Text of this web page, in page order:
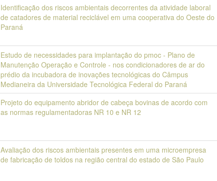
Identificação dos riscos ambientais decorrentes da atividade laboral
de catadores de material reciclável em uma cooperativa do Oeste do
Paraná
Estudo de necessidades para implantação do pmoc - Plano de
Manutenção Operação e Controle - nos condicionadores de ar do
prédio da incubadora de inovações tecnológicas do Câmpus
Medianeira da Universidade Tecnológica Federal do Paraná
Projeto do equipamento abridor de cabeça bovinas de acordo com
as normas regulamentadoras NR 10 e NR 12
Avaliação dos riscos ambientais presentes em uma microempresa
de fabricação de toldos na região central do estado de São Paulo